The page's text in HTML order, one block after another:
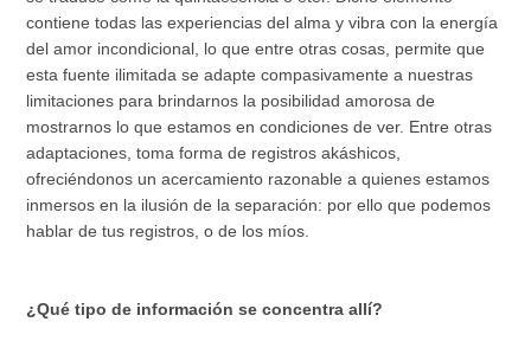
contiene todas las experiencias del alma y vibra con la energía
del amor incondicional, lo que entre otras cosas, permite que
esta fuente ilimitada se adapte compasivamente a nuestras
limitaciones para brindarnos la posibilidad amorosa de
mostrarnos lo que estamos en condiciones de ver. Entre otras
adaptaciones, toma forma de registros akáshicos,
ofreciéndonos un acercamiento razonable a quienes estamos
inmersos en la ilusión de la separación: por ello que podemos
hablar de tus registros, o de los míos.
¿Qué tipo de información se concentra allí?